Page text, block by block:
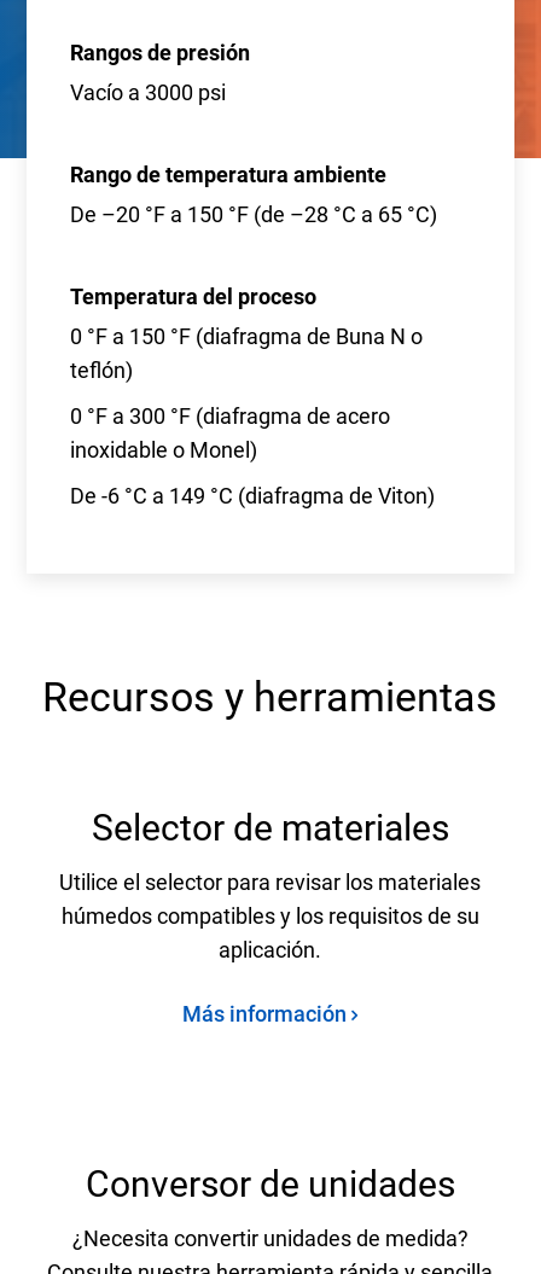
Rangos de presión
Vacío a 3000 psi
Rango de temperatura ambiente
De –20 °F a 150 °F (de –28 °C a 65 °C)
Temperatura del proceso
0 °F a 150 °F (diafragma de Buna N o
teflón)
0 °F a 300 °F (diafragma de acero
inoxidable o Monel)
De -6 °C a 149 °C (diafragma de Viton)
Recursos y herramientas
Selector de materiales
Utilice el selector para revisar los materiales
húmedos compatibles y los requisitos de su
aplicación.
Más información
Conversor de unidades
¿Necesita convertir unidades de medida?